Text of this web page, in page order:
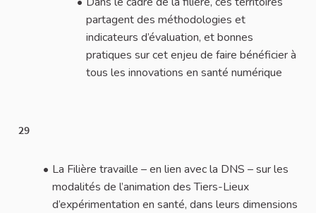
partagent des méthodologies et
indicateurs d’évaluation, et bonnes
pratiques sur cet enjeu de faire bénéficier à
tous les innovations en santé numérique
29
La Filière travaille – en lien avec la DNS – sur les
modalités de l’animation des Tiers-Lieux
d’expérimentation en santé, dans leurs dimensions